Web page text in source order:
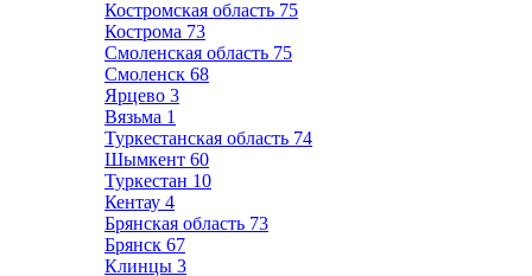
Костромская область 75
Кострома 73
Смоленская область 75
Смоленск 68
Ярцево 3
Вязьма 1
Туркестанская область 74
Шымкент 60
Туркестан 10
Кентау 4
Брянская область 73
Брянск 67
Клинцы 3